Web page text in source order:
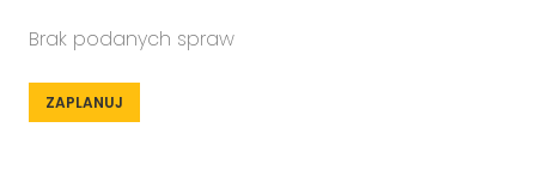
Brak podanych spraw
ZAPLANUJ